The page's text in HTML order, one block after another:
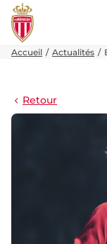
Accueil Actualités
Retour